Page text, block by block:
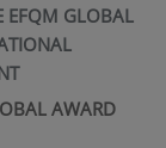
EFQM GLOBAL
AWARD